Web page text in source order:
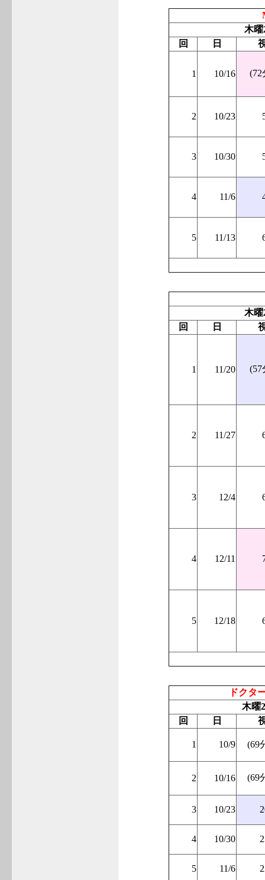
木
回
日
1 10/16 (72
2 10/23
3 10/30
4 11/6
5 11/13
木
回
日
1 11/20 (57
2 11/27
3 12/4
4 12/11
5 12/18
ドクタ
木曜
回
日
1 10/9 (69
2 10/16 (69
3 10/23
4 10/30
5 11/6